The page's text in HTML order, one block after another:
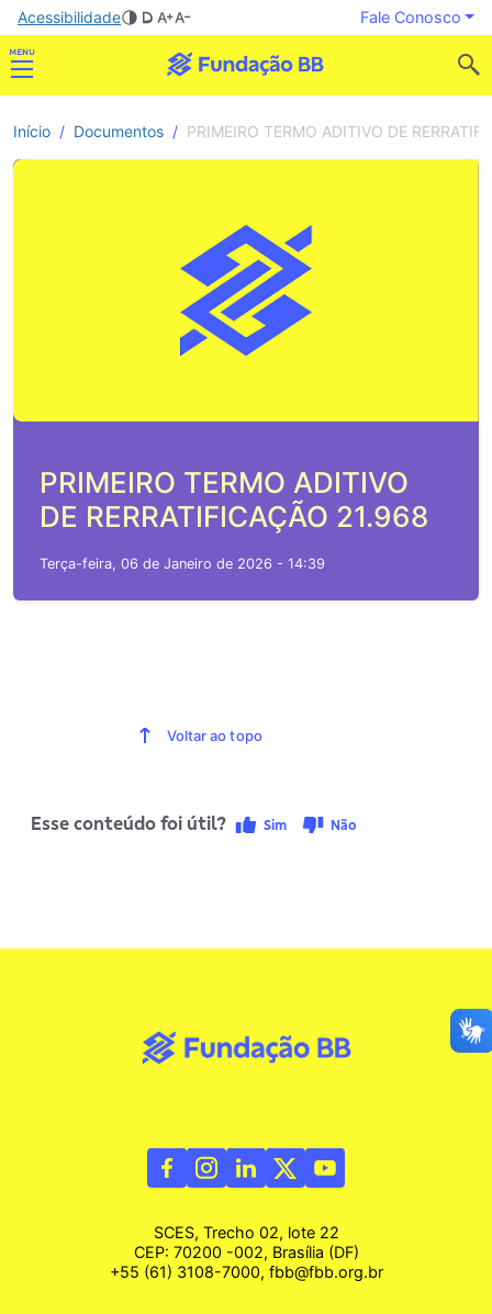
Acessibilidade Fale Conosco
Início Documentos PRIMEIRO TERMO ADITIVO DE
PRIMEIRO TERMO ADITIVO
DE RERRATIFICAÇÃO 21.968
Terça-feira, 06 de Janeiro de 2026 - 14:39
Voltar ao topo
Esse conteúdo foi útil? Sim Não
SCES, Trecho 02, lote 22
CEP: 70200 -002, Brasília (DF)
+55 (61) 3108-7000, fbb@fbb.org.br